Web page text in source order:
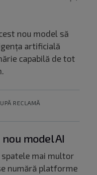
nou model să
artificială
capabilă de tot
RECLAMĂ
model AI
mai multor
numără platforme